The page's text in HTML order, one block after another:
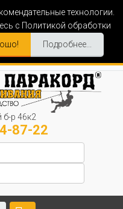
технологии.
с Политикой обработки
Подробнее...
р 46к2
87-22